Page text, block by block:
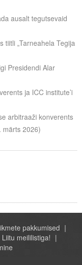
ausalt tegutsevaid
tiitli „Tarneahela Tegija
Presidendi Alar
ja ICC institute’i
arbitraaži konverents
märts 2026)
pakkumised
Liitu meililistiga!